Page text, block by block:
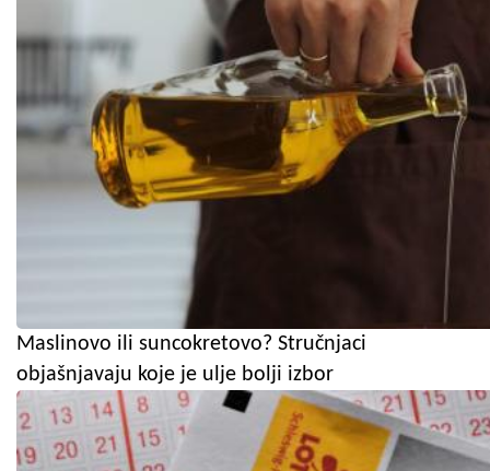
Maslinovo ili suncokretovo? Stručnjaci
objašnjavaju koje je ulje bolji izbor